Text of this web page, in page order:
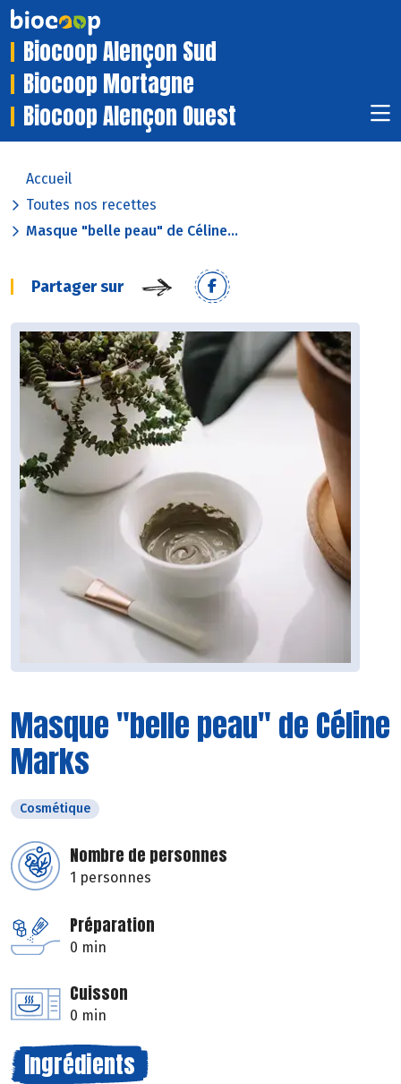
Biocoop Alençon Sud
Biocoop Mortagne
Biocoop Alençon Ouest
Accueil
Toutes nos recettes
Masque "belle peau" de Céline...
Partager sur
Masque "belle peau" de Céline
Marks
Cosmétique
Nombre de personnes
1 personnes
Préparation
0 min
Cuisson
0 min
Ingrédients